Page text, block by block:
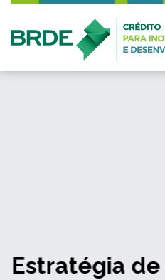
Estratégia